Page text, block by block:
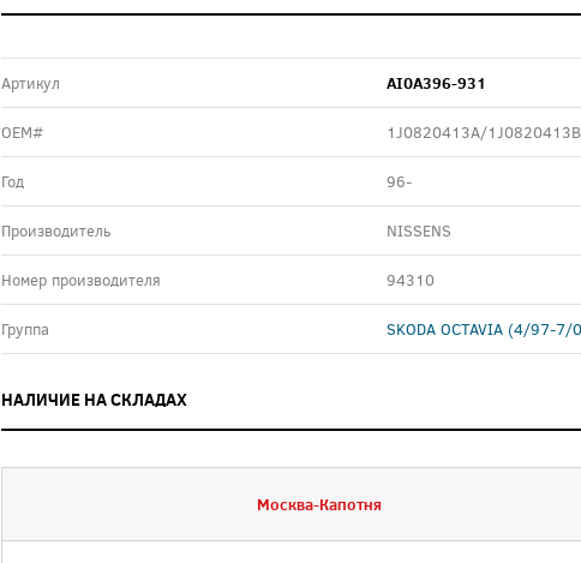
Артикул AI0A396-931
ОЕМ# 1J0820413A/
Год 96-
Производитель NISSENS
Номер производителя 94310
Группа SKODA OCTAVIA (4/97-
НАЛИЧИЕ НА СКЛАДАХ
Москва-Капотня